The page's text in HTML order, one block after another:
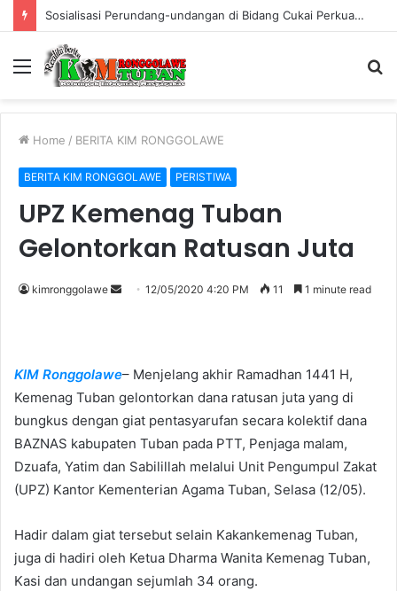
Sosialisasi Perundang-undangan di Bidang Cukai Perkuat Komitmen Berantas Rokok Ilegal di Kabupaten Tuban
Menu
Home / BERITA KIM RONGGOLAWE
BERITA KIM RONGGOLAWE PERISTIWA
UPZ Kemenag Tuban
Gelontorkan Ratusan Juta
kimronggolawe
a
n
e
m
12/05/2020 4:20 PM 11 1 minute read
KIM Ronggolawe– Menjelang akhir Ramadhan 1441 H,
Kemenag Tuban gelontorkan dana ratusan juta yang di
bungkus dengan giat pentasyarufan secara kolektif dana
BAZNAS kabupaten Tuban pada PTT, Penjaga malam,
Dzuafa, Yatim dan Sabilillah melalui Unit Pengumpul Zakat
(UPZ) Kantor Kementerian Agama Tuban, Selasa (12/05).
Hadir dalam giat tersebut selain Kakankemenag Tuban,
juga di hadiri oleh Ketua Dharma Wanita Kemenag Tuban,
Kasi dan undangan sejumlah 34 orang.